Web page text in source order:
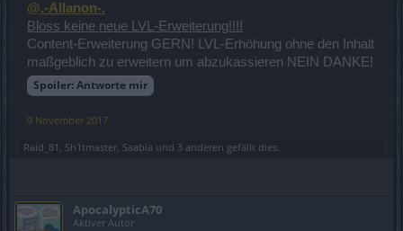
@.-Allanon-.
Bloss keine neue LVL-Erweiterung!!!!
Content-Erweiterung GERN! LVL-Erhöhung ohne den Inhalt
maßgeblich zu erweitern um abzukassieren NEIN DANKE!
Spoiler:Antworte mir
9 November 2017
Raid_81 , Sh1tmaster, Saabia und 3 anderen gefällt dies.
ApocalypticA70
Aktiver Autor